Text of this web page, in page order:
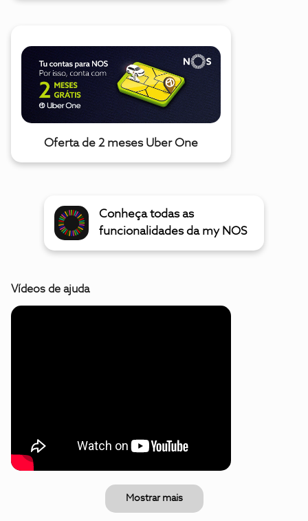
Oferta de 2 meses Uber One
Conheça todas as
funcionalidades da my NOS
Vídeos de ajuda
Mostrar mais